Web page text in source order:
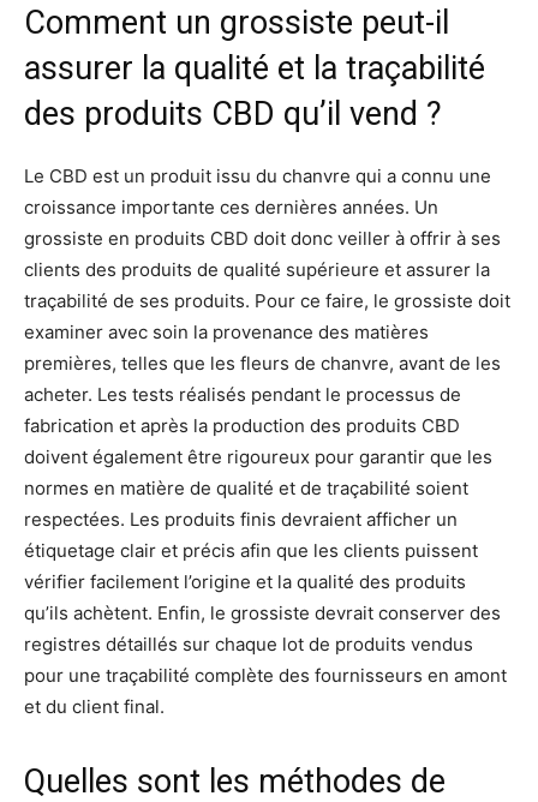
Comment un grossiste peut-il
assurer la qualité et la traçabilité
des produits CBD qu’il vend ?
Le CBD est un produit issu du chanvre qui a connu une
croissance importante ces dernières années. Un
grossiste en produits CBD doit donc veiller à offrir à ses
clients des produits de qualité supérieure et assurer la
traçabilité de ses produits. Pour ce faire, le grossiste doit
examiner avec soin la provenance des matières
premières, telles que les fleurs de chanvre, avant de les
acheter. Les tests réalisés pendant le processus de
fabrication et après la production des produits CBD
doivent également être rigoureux pour garantir que les
normes en matière de qualité et de traçabilité soient
respectées. Les produits finis devraient afficher un
étiquetage clair et précis afin que les clients puissent
vérifier facilement l’origine et la qualité des produits
qu’ils achètent. Enfin, le grossiste devrait conserver des
registres détaillés sur chaque lot de produits vendus
pour une traçabilité complète des fournisseurs en amont
et du client final.
Quelles sont les méthodes de